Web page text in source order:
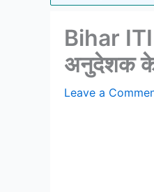
Bihar
अनुदेशक के
Leave a